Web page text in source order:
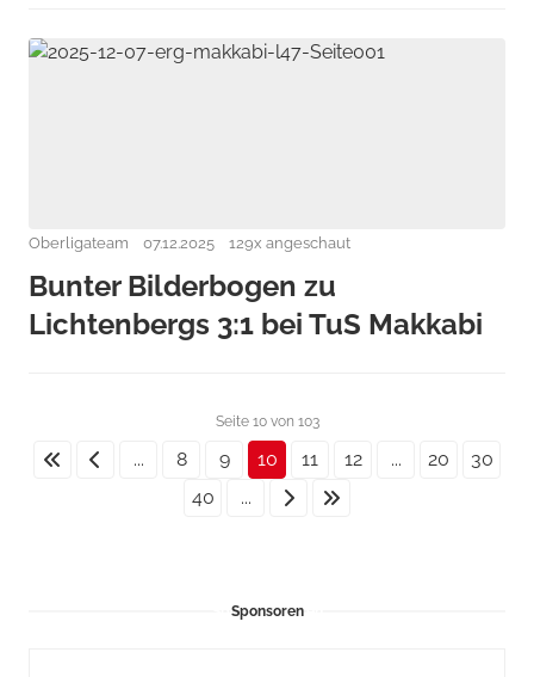
Oberligateam 07.12.2025 129x angeschaut
Bunter Bilderbogen zu
Lichtenbergs 3:1 bei TuS Makkabi
Seite 10 von 103
... 8 9 10 11 12 ... 20
30
40
...
Sponsoren